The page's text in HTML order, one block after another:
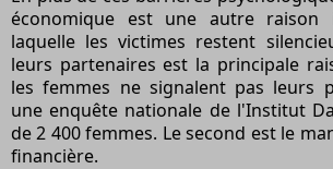
économique est une autre raison
laquelle les victimes restent
leurs partenaires est la principale
les femmes ne signalent pas leurs
une enquête nationale de l'Institut
de 2 400 femmes. Le second est le
financière.